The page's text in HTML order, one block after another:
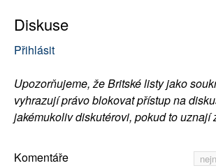
Diskuse
Přihlásit
Upozorňujeme, že Britské listy jako
vyhrazují právo blokovat přístup na
jakémukoliv diskutérovi, pokud to uznají
Komentáře